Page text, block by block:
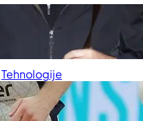
Sport
Tehnologije